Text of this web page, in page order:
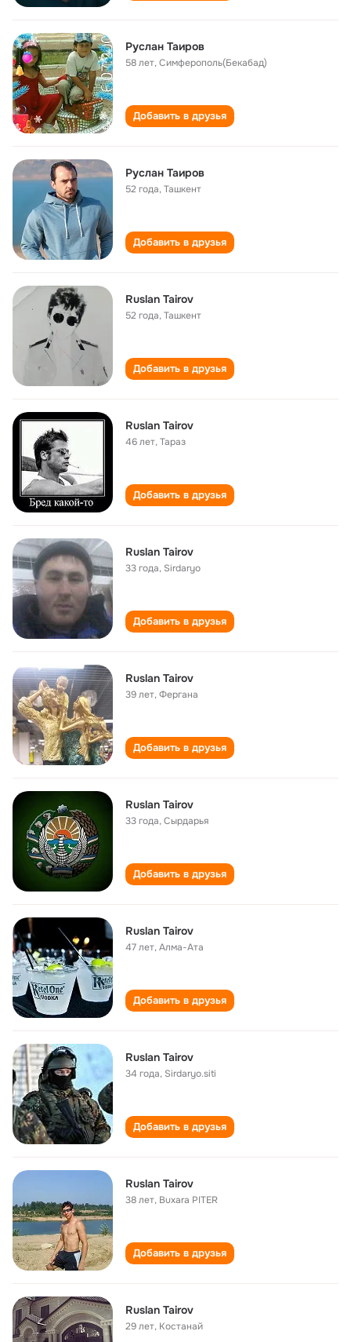
Руслан Таиров
58 лет,Симферополь(Бекабад)
Добавить в друзья
Руслан Таиров
52 года,Ташкент
Добавить в друзья
Ruslan Tairov
52 года,Ташкент
Добавить в друзья
Ruslan Tairov
46 лет,Тараз
Добавить в друзья
Ruslan Tairov
33 года, Sirdaryo
Добавить в друзья
Ruslan Tairov
39 лет,Фергана
Добавить в друзья
Ruslan Tairov
33 года,Сырдарья
Добавить в друзья
Ruslan Tairov
47 лет,Алма-Ата
Добавить в друзья
Ruslan Tairov
34 года, Sirdaryo.siti
Добавить в друзья
Ruslan Tairov
38 лет, Buxara PITER
Добавить в друзья
Ruslan Tairov
29 лет, Костанай